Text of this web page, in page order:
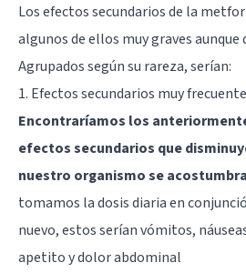
Los efectos secundarios de la
algunos de ellos muy graves aunque
Agrupados según su rareza, serían:
1. Efectos secundarios muy
Encontraríamos los
efectos secundarios que
nuestro organismo se
tomamos la dosis diaria en
nuevo, estos serían vómitos,
apetito y dolor abdominal